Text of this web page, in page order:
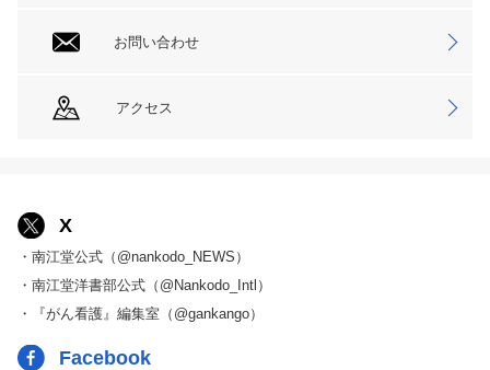
お問い合わせ
アクセス
X
・南江堂公式（@nankodo_NEWS）
・南江堂洋書部公式（@Nankodo_Intl）
・『がん看護』編集室（@gankango）
Facebook